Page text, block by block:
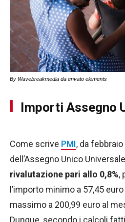
By Wavebreakmedia da envato elements
Importi Assegno
Come scrive PMI, da
dell’Assegno Unico
rivalutazione pari allo 0,8%,
l’importo minimo a 57,45
massimo a 200,99 euro al
Dunque, secondo i calcoli